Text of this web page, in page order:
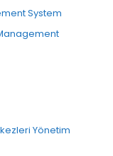
System
Yönetim